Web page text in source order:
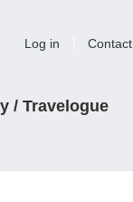
Log in Contact
/ Travelogue